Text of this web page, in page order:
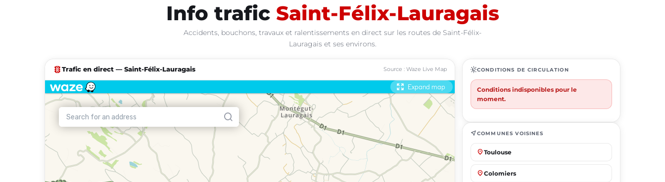
Info trafic Saint-Félix-Lauragais
Accidents, bouchons, travaux et ralentissements en direct sur les routes de Saint-Félix-
Lauragais et ses environs.
traffic Trafic en direct — Saint-Félix-Lauragais Source : Waze Live Map routineCONDITIONS DE CIRCULATION
Conditions indisponibles pour le
moment.
near_meCOMMUNES VOISINES
place Toulouse
place Colomiers